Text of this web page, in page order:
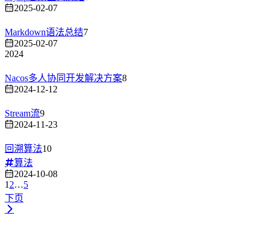
2025-02-07
Markdown语法总结7
2025-02-07
2024
Nacos多人协同开发解决方案8
2024-12-12
Stream流9
2024-11-23
回溯算法10
算法
2024-10-08
1 2…5
下页